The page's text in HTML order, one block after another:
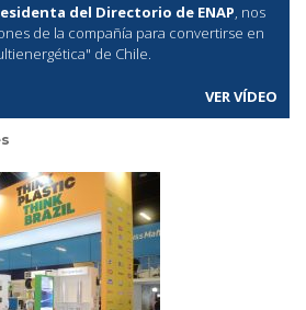
del Directorio de ENAP , nos
de la compañía para convertirse en
de Chile.
VER VÍDEO